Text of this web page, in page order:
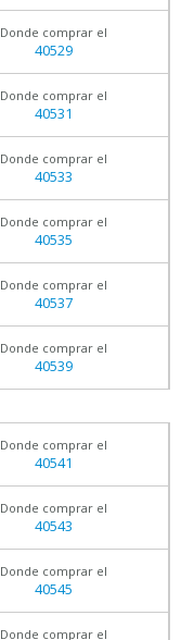
Donde comprar el
40529
Donde comprar el
40531
Donde comprar el
40533
Donde comprar el
40535
Donde comprar el
40537
Donde comprar el
40539
Donde comprar el
40541
Donde comprar el
40543
Donde comprar el
40545
Donde comprar el